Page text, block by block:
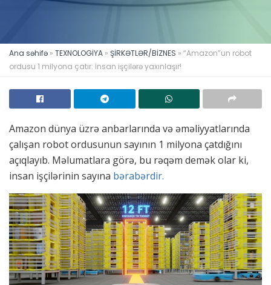
Ana səhifə » TEXNOLOGİYA » ŞİRKƏTLƏR/BİZNES » “Amazon”un robot
ordusu 1 milyona çatır: İnsan işçilərə yaxınlaşır!
Amazon dünya üzrə anbarlarında və əməliyyatlarında
çalışan robot ordusunun sayının 1 milyona çatdığını
açıqlayıb. Məlumatlara görə, bu rəqəm demək olar ki,
insan işçilərinin sayına bərabərdir.